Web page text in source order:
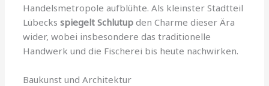
Handelsmetropole aufblühte. Als kleinster Stadtteil
Lübecksspiegelt Schlutup den Charme dieser Ära
wider, wobei insbesondere das traditionelle
Handwerk und die Fischerei bis heute nachwirken.
Baukunst und Architektur